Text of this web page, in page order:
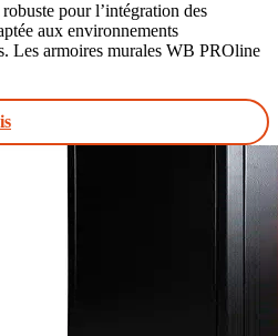
pour l’intégration des
aux environnements
Les armoires murales WB PROline